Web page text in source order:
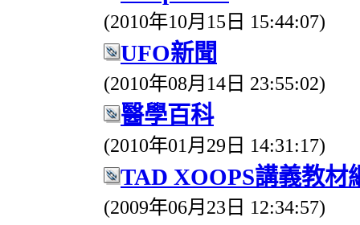
(2010年10月15日 15:44:07)
UFO新聞
(2010年08月14日 23:55:02)
醫學百科
(2010年01月29日 14:31:17)
TAD XOOPS講義教材
(2009年06月23日 12:34:57)